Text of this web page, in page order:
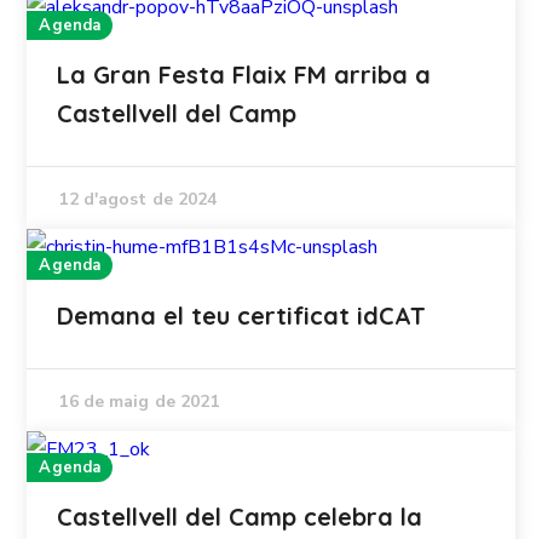
Agenda
La Gran Festa Flaix FM arriba a
Castellvell del Camp
12 d'agost de 2024
Agenda
Demana el teu certificat idCAT
16 de maig de 2021
Agenda
Castellvell del Camp celebra la